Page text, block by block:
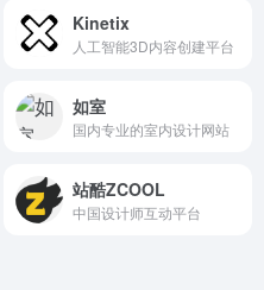
Kinetix
人工智能3D内容创建平台
如室
国内专业的室内设计网站
站酷ZCOOL
中国设计师互动平台